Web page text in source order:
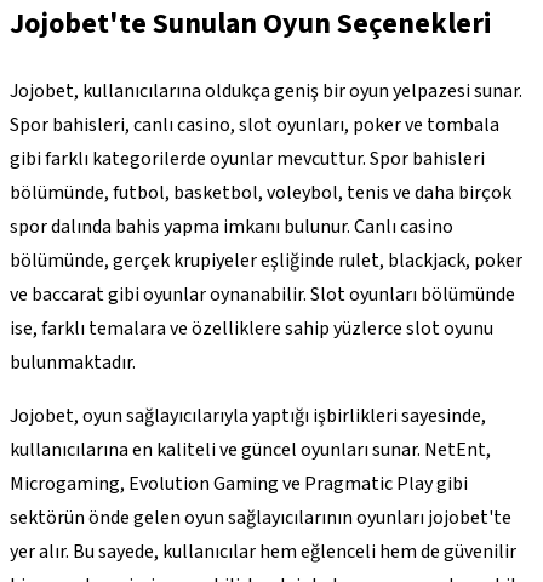
Jojobet'te Sunulan Oyun Seçenekleri
Jojobet, kullanıcılarına oldukça geniş bir oyun yelpazesi sunar.
Spor bahisleri, canlı casino, slot oyunları, poker ve tombala
gibi farklı kategorilerde oyunlar mevcuttur. Spor bahisleri
bölümünde, futbol, basketbol, voleybol, tenis ve daha birçok
spor dalında bahis yapma imkanı bulunur. Canlı casino
bölümünde, gerçek krupiyeler eşliğinde rulet, blackjack, poker
ve baccarat gibi oyunlar oynanabilir. Slot oyunları bölümünde
ise, farklı temalara ve özelliklere sahip yüzlerce slot oyunu
bulunmaktadır.
Jojobet, oyun sağlayıcılarıyla yaptığı işbirlikleri sayesinde,
kullanıcılarına en kaliteli ve güncel oyunları sunar. NetEnt,
Microgaming, Evolution Gaming ve Pragmatic Play gibi
sektörün önde gelen oyun sağlayıcılarının oyunları jojobet'te
yer alır. Bu sayede, kullanıcılar hem eğlenceli hem de güvenilir